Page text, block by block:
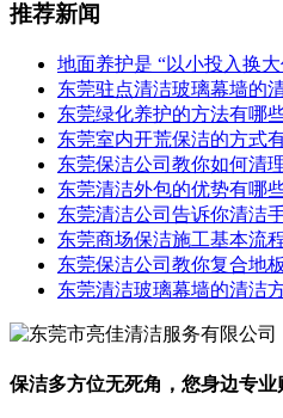
推荐新闻
地面养护是 “以小投入换大
东莞驻点清洁玻璃幕墙的
东莞绿化养护的方法有哪
东莞室内开荒保洁的方式
东莞保洁公司教你如何清
东莞清洁外包的优势有哪
东莞清洁公司告诉你清洁
东莞商场保洁施工基本流
东莞保洁公司教你复合地
东莞清洁玻璃幕墙的清洁
保洁多方位无死角，您身边专